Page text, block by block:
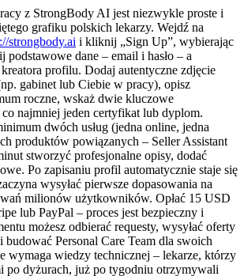
z StrongBody AI jest niezwykle proste i
grafiku polskich lekarzy. Wejdź na
strongbody.ai i kliknij „Sign Up”, wybierając
podstawowe dane – email i hasło – a
profilu. Dodaj autentyczne zdjęcie
gabinet lub Ciebie w pracy), opisz
roczne, wskaż dwie kluczowe
co najmniej jeden certyfikat lub dyplom.
dwóch usług (jedna online, jedna
produktów powiązanych – Seller Assistant
stworzyć profesjonalne opisy, dodać
Po zapisaniu profil automatycznie staje się
wysyłać pierwsze dopasowania na
milionów użytkowników. Opłać 15 USD
lub PayPal – proces jest bezpieczny i
możesz odbierać requesty, wysyłać oferty
Personal Care Team dla swoich
wymaga wiedzy technicznej – lekarze, którzy
po dyżurach, już po tygodniu otrzymywali